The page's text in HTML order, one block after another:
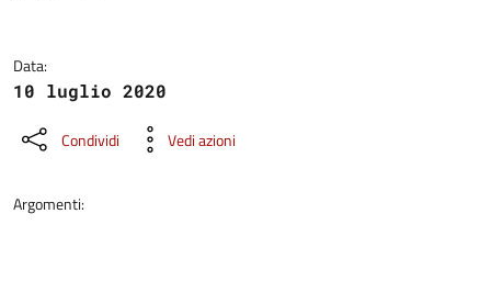
Data:
10 luglio 2020
Condividi Vedi azioni
Argomenti: